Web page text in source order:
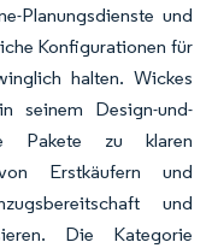
Planungsdienste und
Konfigurationen für
halten. Wickes
seinem Design-und-
Pakete zu klaren
Erstkäufern und
und
Die Kategorie